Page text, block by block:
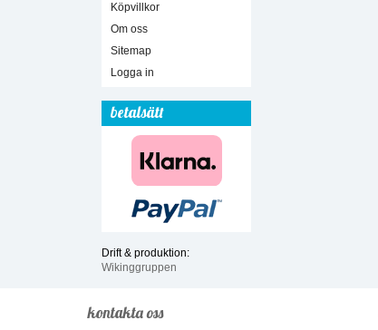
Köpvillkor
Om oss
Sitemap
Logga in
betalsätt
Drift & produktion:
Wikinggruppen
kontakta oss